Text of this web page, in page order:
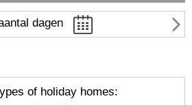
dagen
of holiday homes: